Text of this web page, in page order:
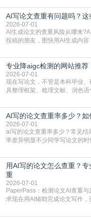
怕是已经入行的科研人员，不
准。其实，降aigc检测是伴随
了满足现在高校、期刊对AI生
AI写论文查重有问题吗？
2026-07-01
AI生成论文的查重风险从哪来
投稿的朋友，图快用AI生成内容
自带不可忽视的查重风险。AI
于训练数据的概率拼接，不是
有的高频公共表述，甚至直接拼
专业降aigc检测的网站推
2026-07-01
现在写论文，不管是本科毕业
具整理框架、梳理文献、润色
五遍还是过不了预检测的大有
站，就能少走好多弯路。
容的学术合规痛点去年帮一个本
AI写的论文查重率多少？
2026-07-01
ai写的论文查重率多少？常见
率差异明显不少同学写论文的
实际情况和大家想的不太一样
内容本质是按照语义概率拼接
直接引用整段已有内容，所以查
用AI写的论文怎么查重？
重
2026-07-01
PaperPass：检测论文AI查重
求现在用AI辅助完成论文写作，
但很多人忽略了，AI生成的内